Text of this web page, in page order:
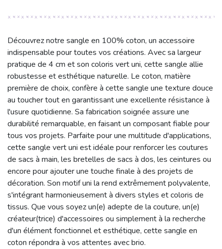
Découvrez notre sangle en 100% coton, un accessoire
indispensable pour toutes vos créations. Avec sa largeur
pratique de 4 cm et son coloris vert uni, cette sangle allie
robustesse et esthétique naturelle. Le coton, matière
première de choix, confère à cette sangle une texture douce
au toucher tout en garantissant une excellente résistance à
l'usure quotidienne. Sa fabrication soignée assure une
durabilité remarquable, en faisant un composant fiable pour
tous vos projets. Parfaite pour une multitude d'applications,
cette sangle vert uni est idéale pour renforcer les coutures
de sacs à main, les bretelles de sacs à dos, les ceintures ou
encore pour ajouter une touche finale à des projets de
décoration. Son motif uni la rend extrêmement polyvalente,
s'intégrant harmonieusement à divers styles et coloris de
tissus. Que vous soyez un(e) adepte de la couture, un(e)
créateur(trice) d'accessoires ou simplement à la recherche
d'un élément fonctionnel et esthétique, cette sangle en
coton répondra à vos attentes avec brio.